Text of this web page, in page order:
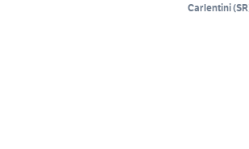
Carlentini(SR